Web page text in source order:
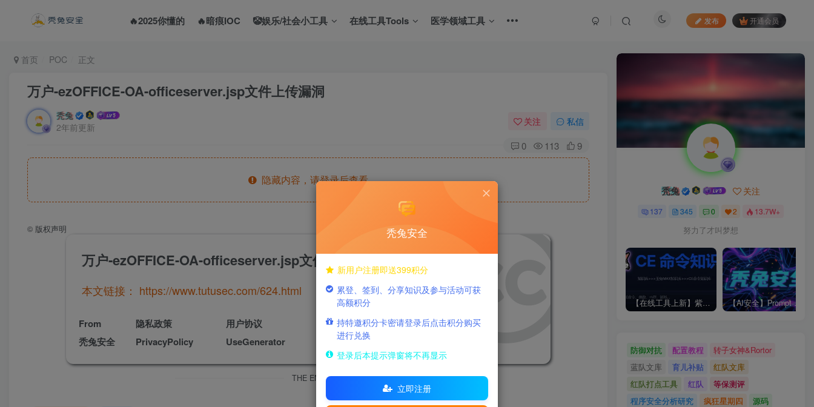
🔥2025你懂的 🔥暗痕IOC 🤡娱乐/社会小工具 在线工具Tools 医学领域工具 发布 开通会员
首页 POC 正文
万户-ezOFFICE-OA-officeserver.jsp文件上传漏洞
秃兔
2年前更新
关注 私信
0 113 9
隐藏内容，请登录后查看
© 版权声明
万户-ezOFFICE-OA-officeserver.jsp文件上传漏洞_秃兔安全
本文链接： https://www.tutusec.com/624.html
From
秃兔安全
隐私政策
PrivacyPolicy
用户协议
UseGenerator
许可协议
NC-SA 4.0
THE END
秃兔 关注
137 345 0 2 13.7W+
努力了才叫梦想
【在线工具上新】紫兔CheatEngine命令知识库 【AI安全】Prompt 注入攻击示例及防御
防御对抗 配置教程
转子女神&Rortor
蓝队文库
育儿补贴
红队文库
红队打点工具
红队
等保测评
程序安全分析研究
疯狂星期四
源码
秃兔安全
新用户注册即送399积分
累登、签到、分享知识及参与活动可获
高额积分
持特邀积分卡密请登录后点击积分购买
进行兑换
登录后本提示弹窗将不再显示
立即注册